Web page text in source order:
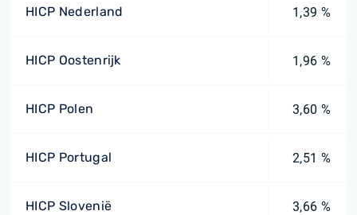
HICP Nederland 1,39 %
HICP Oostenrijk 1,96 %
HICP Polen 3,60 %
HICP Portugal 2,51 %
HICP Slovenië 3,66 %